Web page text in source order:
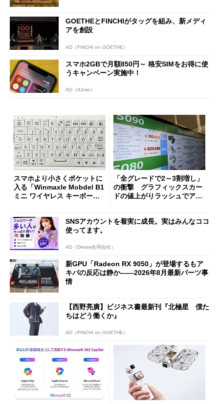
GOETHEとFINCHIがタッグを組み、新メディ
アを創設
AD（FINCHI on GOETHE）
スマホ2GBで月額850円～ 格安SIMをお得に使
うキャンペーン実施中！
AD（IIJmio）
スマホより小さくポケットに
入る「Winmaxle Mobdel B1
ミニ ワイヤレス キーボー
「全グレードで2～3割増し」
の衝撃 グラフィックスカー
ドの値上がりラッシュでアキ
SNSアカウントを着実に成長。実はみんなココ
使ってます。
AD（Dreaw合同会社）
新GPU「Radeon RX 9050」が登場するもア
キバの反応は静か――2026年8月最新パーツ事
情
【西野亮廣】ビジネス書最新刊『北極星 僕た
ちはどう働くか』
AD（FINCHI on GOETHE）